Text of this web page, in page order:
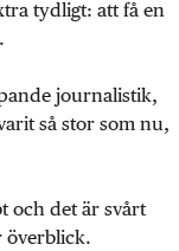
tydligt: att få en
journalistik,
så stor som nu,
och det är svårt
överblick.